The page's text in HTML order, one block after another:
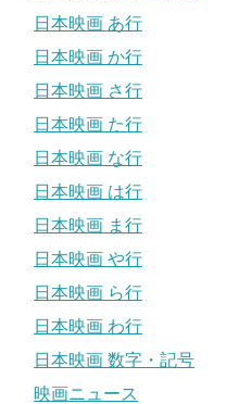
日本映画 あ行
日本映画 か行
日本映画 さ行
日本映画 た行
日本映画 な行
日本映画 は行
日本映画 ま行
日本映画 や行
日本映画 ら行
日本映画 わ行
日本映画 数字・記号
映画ニュース